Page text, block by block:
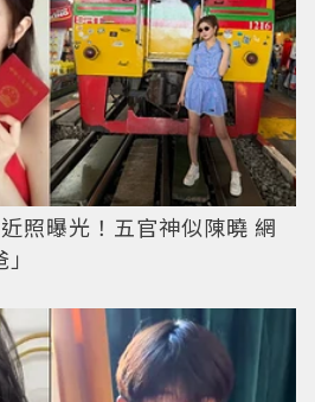
照曝光！五官神似陳曉 網